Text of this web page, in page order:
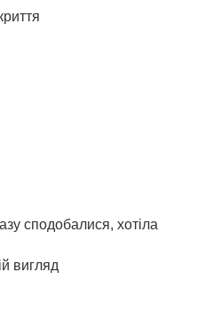
сподобалися, хотіла
вигляд